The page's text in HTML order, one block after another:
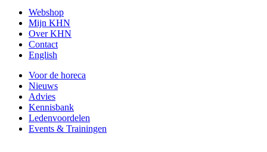
Webshop
Mijn KHN
Over KHN
Contact
English
Voor de horeca
Nieuws
Advies
Kennisbank
Ledenvoordelen
Events & Trainingen